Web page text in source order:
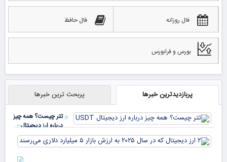
فال روزانه فال حافظ
بورس و فرابورس
پربازدیدترین خبرها پربحث ترین خبرها
تتر چیست؟ همه چیز
درباره ارز دیجیتال
USDT